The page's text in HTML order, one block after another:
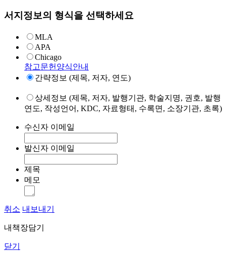
서지정보의 형식을 선택하세요
MLA
APA
Chicago
참고문헌양식안내
간략정보 (제목, 저자, 연도)
상세정보 (제목, 저자, 발행기관, 학술지명, 권호, 발행
연도, 작성언어, KDC, 자료형태, 수록면, 소장기관, 초록)
수신자 이메일
발신자 이메일
제목
메모
취소 내보내기
내책장담기
닫기